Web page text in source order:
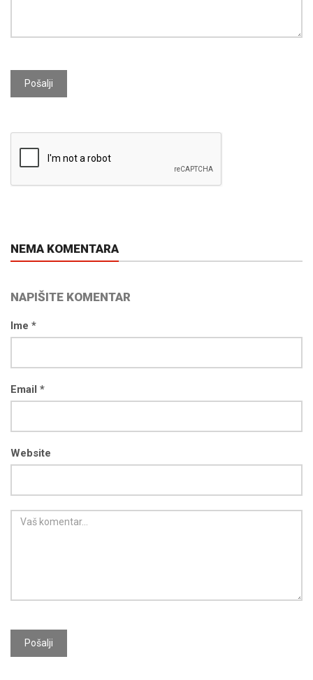
Pošalji
NEMA KOMENTARA
NAPIŠITE KOMENTAR
Ime *
Email *
Website
Pošalji